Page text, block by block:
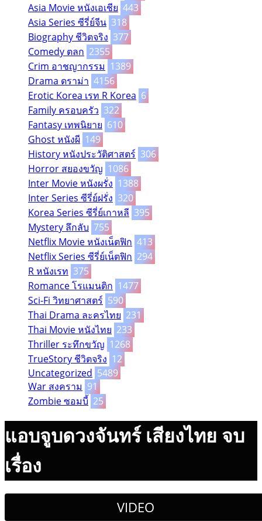
Asia Movie หนังเอเชีย 443
Asia Series ซีรี่ย์จีน 318
Biography ชีวิตจริง 377
Comedy ตลก 2355
Crim อาชญากรรม 1389
Drama ดราม่า 4156
Erotic Korea เรท R Korea 6
Family ครอบครัว 322
Fantasy เทพนิยาย 610
Ghost หนังผี 149
History หนังประวัติศาสตร์ 306
Horror สยองขวัญ 1086
Inter Movie หนังผรั่ง 1388
Inter Series ซีรี่ย์ฝรั่ง 320
Korea Series ซีรี่ย์เกาหลี 395
Mystery ลึกลับ 755
Netflix Movie หนังเน็ตฟิก 413
Netflix Series ซีรี่ย์เน็ตฟิก 294
R หนังเรท 375
Romance โรแมนติก 1477
Sci-Fi วิทยาศาสตร์ 590
Thai Drama ละครไทย 231
Thai Movie หนังไทย 233
Thriller ระทึกขวัญ 1268
TrueStory ชีวิตจริง 12
Uncategorized 5489
War สงคราม 91
Zombie ซอมบี้ 25
แอบจูบดวงจันทร์ เสียงไทย จบ
เรื่อง
VIDEO